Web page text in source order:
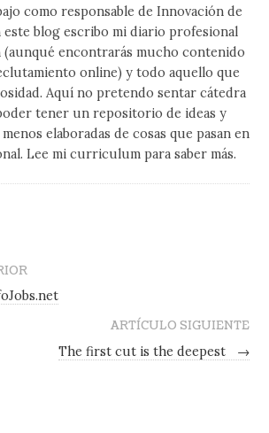
como responsable de Innovación de
este blog escribo mi diario profesional
(aunqué encontrarás mucho contenido
online) y todo aquello que
Aquí no pretendo sentar cátedra
tener un repositorio de ideas y
elaboradas de cosas que pasan en
Lee mi curriculum para saber más.
ARTÍCULO SIGUIENTE
The first cut is the deepest
→